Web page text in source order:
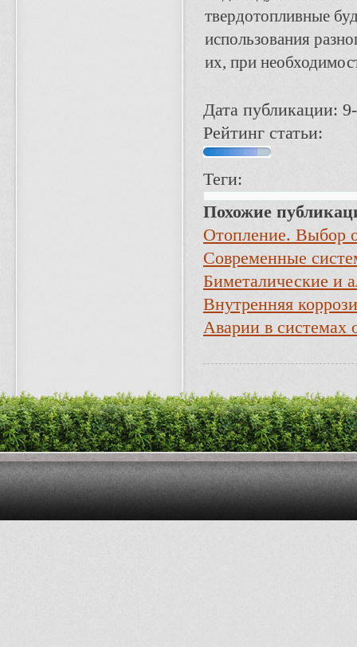
твердотопливные
использования
их, при
Дата публикации:
Рейтинг статьи:
Теги:
Похожие
Отопление. Выбор
Современные
Биметалические и
Внутренняя
Аварии в системах